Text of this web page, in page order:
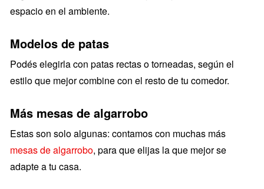
espacio en el ambiente.
Modelos de patas
Podés elegirla con patas rectas o torneadas, según el
estilo que mejor combine con el resto de tu comedor.
Más mesas de algarrobo
Estas son solo algunas: contamos con muchas más
mesas de algarrobo, para que elijas la que mejor se
adapte a tu casa.